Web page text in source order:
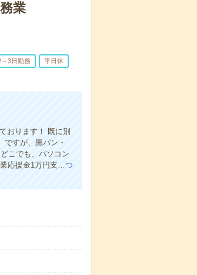
業
～3日勤務 平日休
おります！ 既に別
すが、黒パン・
こでも、パソコン
応援金1万円支…つ